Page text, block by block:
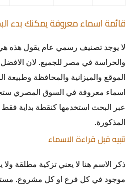
قائمة اسماء معروفة يمكنك بدء
لا يوجد تصنيف رسمي عام يقول هذه
والحراسة في مصر للجميع. لان
الموقع والميزانية والمحافظة وطبيعة
اسماء معروفة في السوق المصري
عبر البحث استخدمها كنقطة بداية فقط
المذكورة.
تنبيه قبل قراءة الاسماء
ذكر الاسم هنا لا يعني تزكية مطلقة
موجود في كل فرع او كل مشروع.